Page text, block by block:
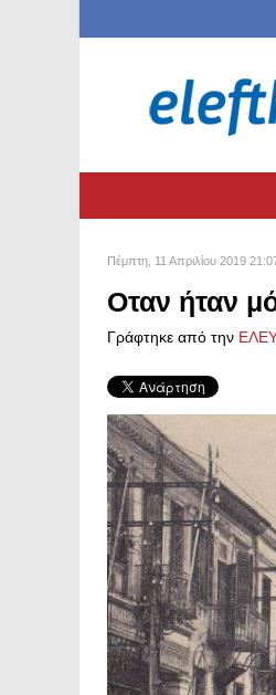
Πέμπτη, 11 Απριλίου 2019
Οταν ήταν
Γράφτηκε από την